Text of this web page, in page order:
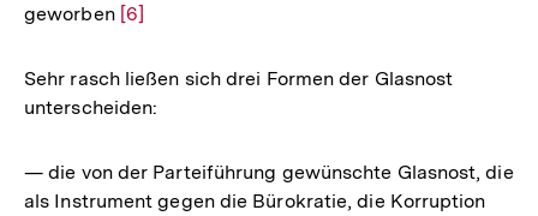
geworben Zur
der
Fußnote
[6]
Sehr rasch ließen sich drei Formen der Glasnost
unterscheiden:
— die von der Parteiführung gewünschte Glasnost, die
als Instrument gegen die Bürokratie, die Korruption